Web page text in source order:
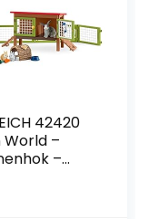
42420
World –
–